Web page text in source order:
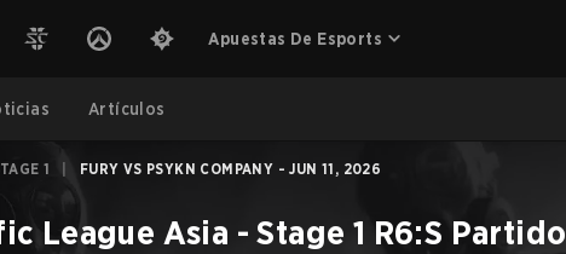
Apuestas De Esports
Artículos
1 FURY VS PSYKN COMPANY - JUN 11, 2026
League Asia - Stage 1 R6:S Partido